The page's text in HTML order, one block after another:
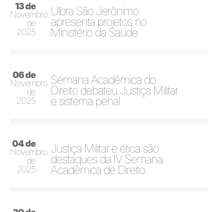
13 de
Novembro
de
2025
Ulbra São Jerônimo
apresenta projetos no
Ministério da Saúde
06 de
Novembro
de
2025
Semana Acadêmica do
Direito debateu Justiça Militar
e sistema penal
04 de
Novembro
de
2025
Justiça Militar e ética são
destaques da IV Semana
Acadêmica de Direito